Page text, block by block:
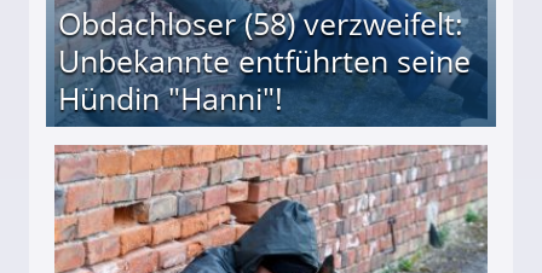
Obdachloser (58) verzweifelt:
Unbekannte entführten seine
Hündin "Hanni"!
entführten seine Hündin "Hanni"!